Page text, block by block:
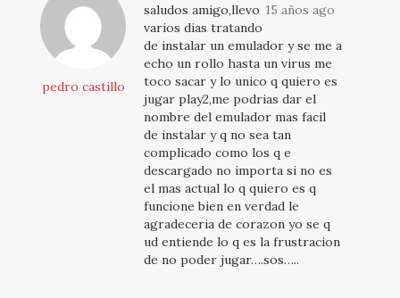
pedro castillo
15 años ago
saludos amigo,llevo
varios dias tratando
de instalar un emulador y se me a
echo un rollo hasta un virus me
toco sacar y lo unico q quiero es
jugar play2,me podrias dar el
nombre del emulador mas facil
de instalar y q no sea tan
complicado como los q e
descargado no importa si no es
el mas actual lo q quiero es q
funcione bien en verdad le
agradeceria de corazon yo se q
ud entiende lo q es la frustracion
de no poder jugar….sos…..